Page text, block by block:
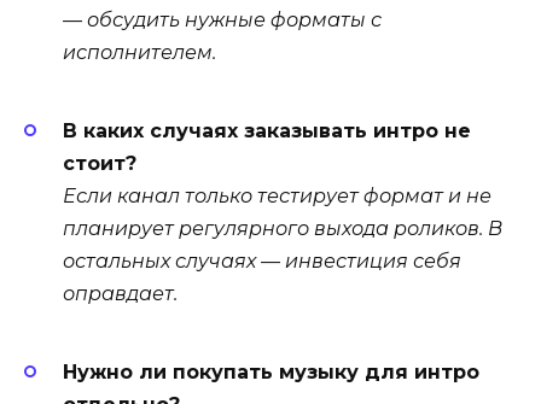
— обсудить нужные форматы с
исполнителем.
В каких случаях заказывать интро не
стоит?
Если канал только тестирует формат и не
планирует регулярного выхода роликов. В
остальных случаях — инвестиция себя
оправдает.
Нужно ли покупать музыку для интро